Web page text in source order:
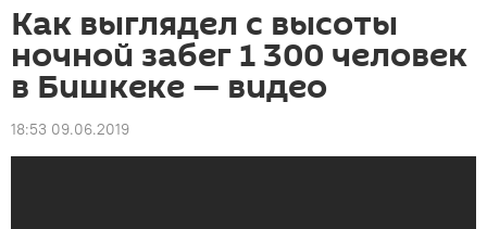
Как выглядел с высоты
ночной забег 1 300 человек
в Бишкеке — видео
18:53 09.06.2019